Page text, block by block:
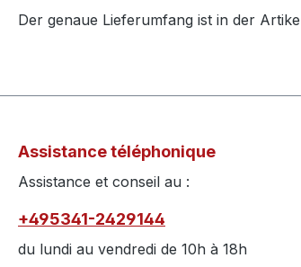
Der genaue Lieferumfang ist in der
Assistance téléphonique
Assistance et conseil au :
+495341-2429144
du lundi au vendredi de 10h à 18h